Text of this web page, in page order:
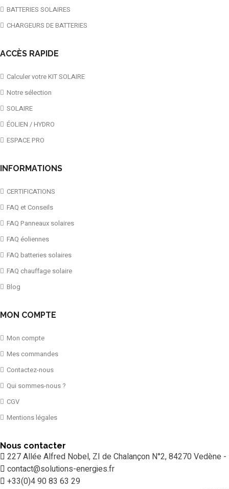
BATTERIES SOLAIRES
CHARGEURS DE BATTERIES
ACCÈS RAPIDE
Calculer votre KIT SOLAIRE
Notre sélection
SOLAIRE
ÉOLIEN / HYDRO
ESPACE PRO
INFORMATIONS
CERTIFICATIONS
FAQ et Conseils
FAQ Panneaux solaires
FAQ éoliennes
FAQ batteries solaires
FAQ chauffage solaire
Blog
MON COMPTE
Mon compte
Mes commandes
Contactez-nous
Qui sommes-nous ?
CGV
Mentions légales
Nous contacter
227 Allée Alfred Nobel, ZI de Chalançon N°2, 84270 Vedène -
contact@solutions-energies.fr
+33(0)4 90 83 63 29